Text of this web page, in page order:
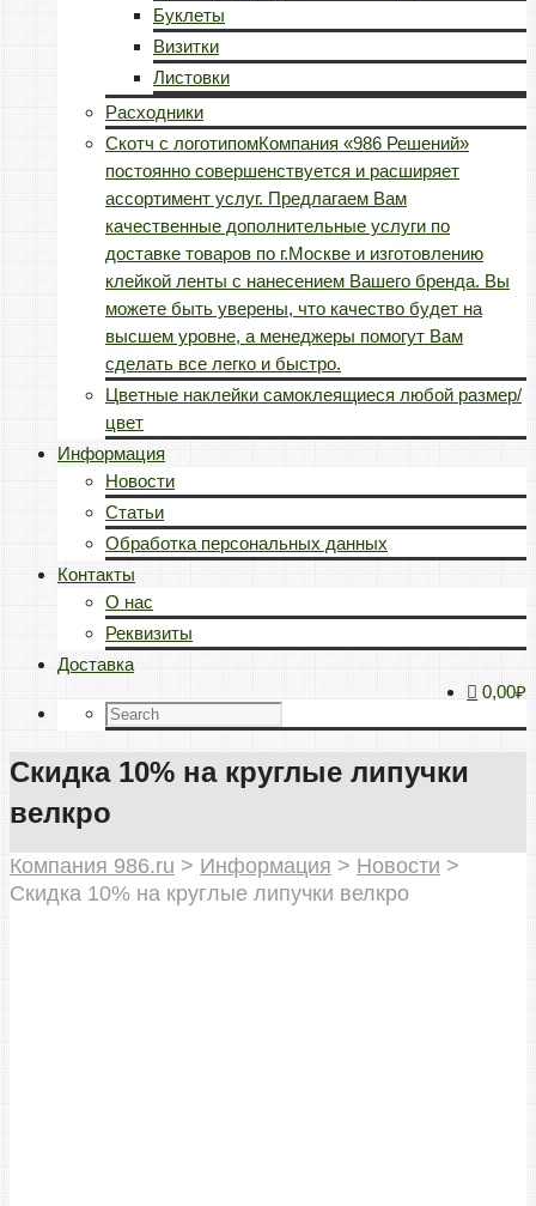
Буклеты
Визитки
Листовки
Расходники
Скотч с логотипомКомпания «986 Решений»
постоянно совершенствуется и расширяет
ассортимент услуг. Предлагаем Вам
качественные дополнительные услуги по
доставке товаров по г.Москве и изготовлению
клейкой ленты с нанесением Вашего бренда. Вы
можете быть уверены, что качество будет на
высшем уровне, а менеджеры помогут Вам
сделать все легко и быстро.
Цветные наклейки самоклеящиеся любой размер/
цвет
Информация
Новости
Статьи
Обработка персональных данных
Контакты
О нас
Реквизиты
Доставка
0,00₽
Скидка 10% на круглые липучки
велкро
Компания 986.ru > Информация > Новости >
Скидка 10% на круглые липучки велкро